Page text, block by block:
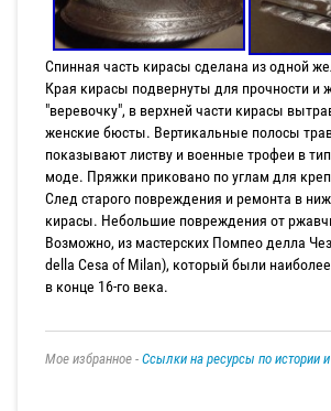
Спинная часть кирасы сделана из одной
Края кирасы подвернуты для прочности и
"веревочку", в верхней части кирасы
женские бюсты. Вертикальные полосы
показывают листву и военные трофеи в
моде. Пряжки приковано по углам для
След старого повреждения и ремонта в
кирасы. Небольшие повреждения от
Возможно, из мастерских Помпео делла
della Cesa of Milan), который были
в конце 16-го века.
Мое избранное - Ссылки на ресурсы по истории